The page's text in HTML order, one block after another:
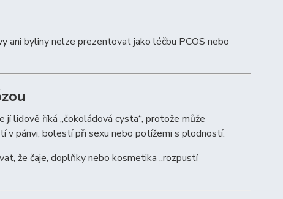
ani byliny nelze prezentovat jako léčbu PCOS nebo
lidově říká „čokoládová cysta“, protože může
v pánvi, bolestí při sexu nebo potížemi s plodností.
že čaje, doplňky nebo kosmetika „rozpustí